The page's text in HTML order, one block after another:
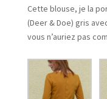
Cette blouse, je la
(Deer & Doe) gris
vous n’auriez pas